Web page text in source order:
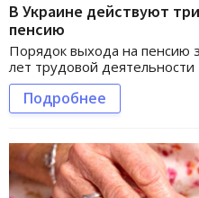
В Украине действуют
пенсию
Порядок выхода на пенсию
лет трудовой деятельности
Подробнее